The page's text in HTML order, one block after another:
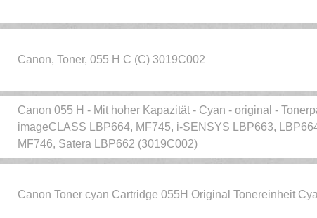
Canon, Toner, 055 H C (C) 3019C002
Canon 055 H - Mit hoher Kapazität - Cyan - original -
imageCLASS LBP664, MF745, i-SENSYS LBP663,
MF746, Satera LBP662 (3019C002)
Canon Toner cyan Cartridge 055H Original Tonereinheit